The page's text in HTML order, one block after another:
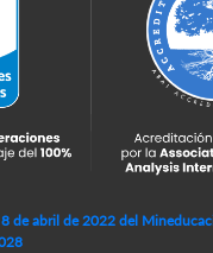
de abril de 2022 del